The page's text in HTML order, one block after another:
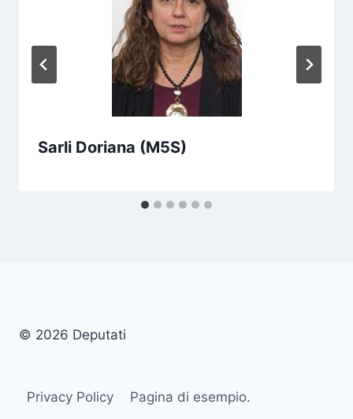
Sarli Doriana (M5S)
© 2026 Deputati
Privacy Policy Pagina di esempio.